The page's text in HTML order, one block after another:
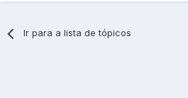
Ir para a lista de tópicos